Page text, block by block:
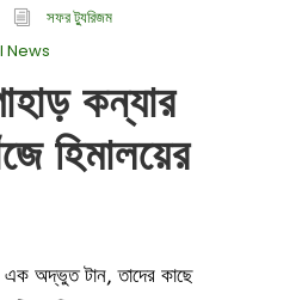
সফর ট্যুরিজম
News
কন্যার
হিমালয়ের
এক অদ্ভুত টান, তাদের কাছে